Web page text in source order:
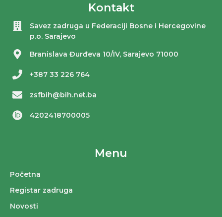
Kontakt
Savez zadruga u Federaciji Bosne i Hercegovine
p.o. Sarajevo
Branislava Đurđeva 10/IV, Sarajevo 71000
+387 33 226 764
zsfbih@bih.net.ba
4202418700005
Menu
Početna
Registar zadruga
Novosti